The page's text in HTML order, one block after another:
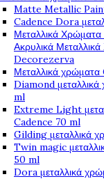
Matte Metallic
Cadence Dora
Μεταλλικά
Ακρυλικά
Decorezerva
Μεταλλικά
Diamond
ml
Extreme Light
Cadence 70 ml
Gilding μεταλλικά
Twin magic
50 ml
Dora μεταλλικά